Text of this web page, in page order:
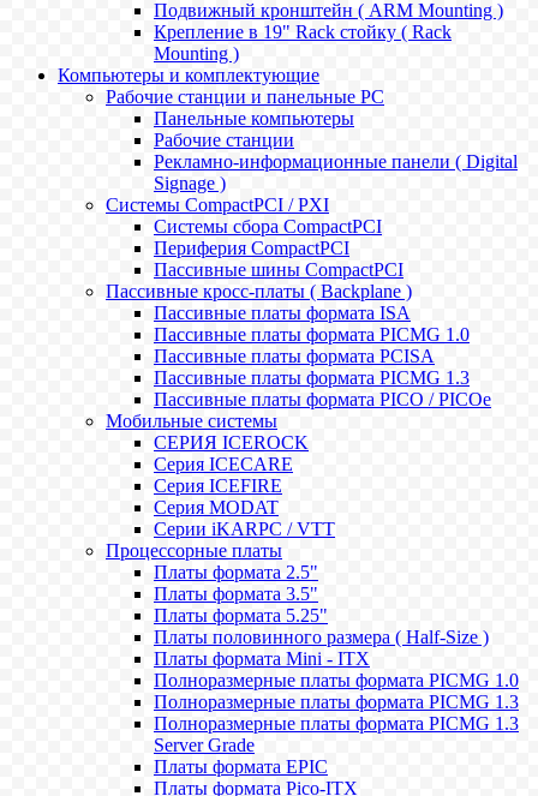
Подвижный кронштейн ( ARM Mounting )
Крепление в 19" Rack стойку ( Rack
Mounting )
Компьютеры и комплектующие
Рабочие станции и панельные РС
Панельные компьютеры
Рабочие станции
Рекламно-информационные панели ( Digital
Signage )
Системы CompactPCI / PXI
Системы сбора CompactPCI
Периферия CompactPCI
Пассивные шины CompactPCI
Пассивные кросс-платы ( Backplane )
Пассивные платы формата ISA
Пассивные платы формата PICMG 1.0
Пассивные платы формата PCISA
Пассивные платы формата PICMG 1.3
Пассивные платы формата PICO / PICOe
Мобильные системы
СЕРИЯ ICEROCK
Серия ICECARE
Серия ICEFIRE
Серия MODAT
Серии iKARPC / VTT
Процессорные платы
Платы формата 2.5"
Платы формата 3.5"
Платы формата 5.25"
Платы половинного размера ( Half-Size )
Платы формата Mini - ITX
Полноразмерные платы формата PICMG 1.0
Полноразмерные платы формата PICMG 1.3
Полноразмерные платы формата PICMG 1.3
Server Grade
Платы формата EPIC
Платы формата Pico-ITX